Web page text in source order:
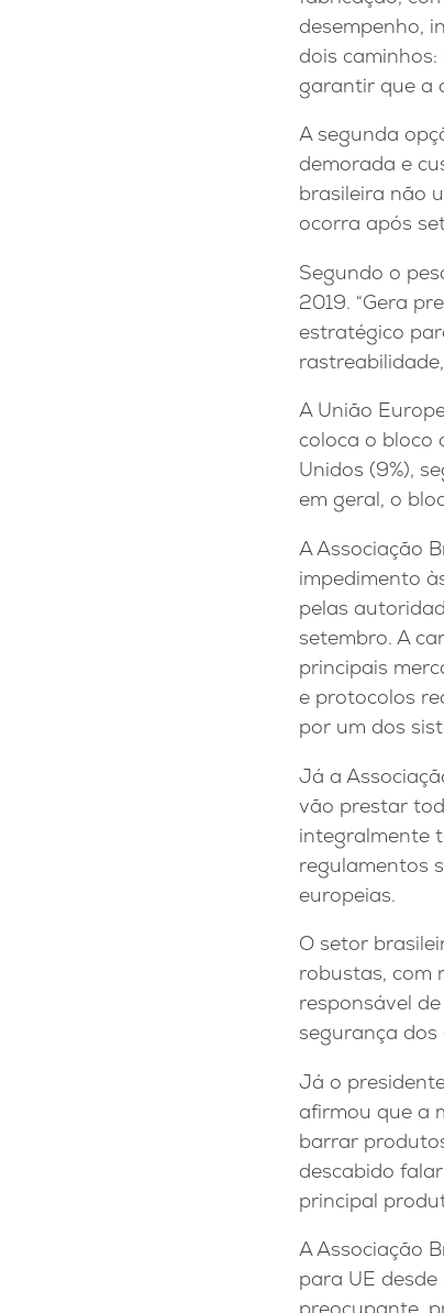
desempenho,
dois
garantir que a
A segunda
demorada e
brasileira não
ocorra após
Segundo o
2019. “Gera
estratégico
A União
coloca o bloco
Unidos (9%),
em geral, o
A Associação
impedimento
pelas
setembro. A
principais
e protocolos
por um dos
Já a
vão prestar
integralmente
regulamentos
europeias.
O setor
robustas, com
responsável
segurança dos
Já o
afirmou que a
barrar
descabido
principal
A Associação
para UE